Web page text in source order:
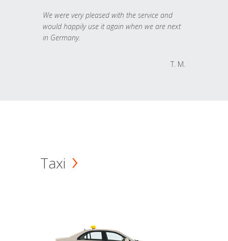
We were very pleased with the service and
would happily use it again when we are next
in Germany.
T. M.
Taxi